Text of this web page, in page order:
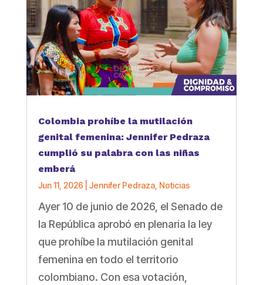
Colombia prohíbe la mutilación
genital femenina: Jennifer Pedraza
cumplió su palabra con las niñas
emberá
Jun 11, 2026 Jennifer Pedraza, Noticias
Ayer 10 de junio de 2026, el Senado de
la República aprobó en plenaria la ley
que prohíbe la mutilación genital
femenina en todo el territorio
colombiano. Con esa votación,